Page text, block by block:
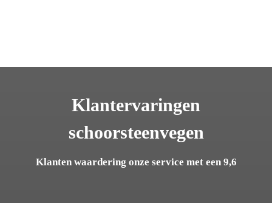
Klantervaringen
schoorsteenvegen
Klanten waardering onze service met een 9,6